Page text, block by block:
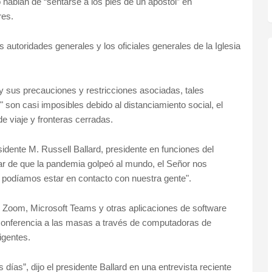
generales y los oficiales generales de la Iglesia
sus precauciones y restricciones asociadas, tales
casi imposibles debido al distanciamiento social, el
viaje y fronteras cerradas.
M. Russell Ballard, presidente en funciones del
de que la pandemia golpeó al mundo, el Señor nos
estar en contacto con nuestra gente".
Microsoft Teams y otras aplicaciones de software
a las masas a través de computadoras de
dijo el presidente Ballard en una entrevista reciente